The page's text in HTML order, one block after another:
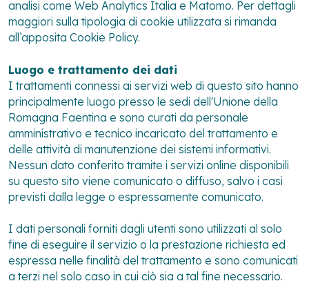
analisi come Web Analytics Italia e Matomo. Per dettagli
maggiori sulla tipologia di cookie utilizzata si rimanda
all’apposita Cookie Policy.
Luogo e trattamento dei dati
I trattamenti connessi ai servizi web di questo sito hanno
principalmente luogo presso le sedi dell'Unione della
Romagna Faentina e sono curati da personale
amministrativo e tecnico incaricato del trattamento e
delle attività di manutenzione dei sistemi informativi.
Nessun dato conferito tramite i servizi online disponibili
su questo sito viene comunicato o diffuso, salvo i casi
previsti dalla legge o espressamente comunicato.
I dati personali forniti dagli utenti sono utilizzati al solo
fine di eseguire il servizio o la prestazione richiesta ed
espressa nelle finalità del trattamento e sono comunicati
a terzi nel solo caso in cui ciò sia a tal fine necessario.